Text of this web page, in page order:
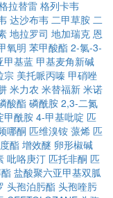
拉替雷 格列卡韦
达沙布韦 二甲草胺 二
地拉罗司 地加瑞克 恩
氧明 苯甲酸酯 2-氯-3-
甲基蓝 甲基麦角新碱
宗 美托哌丙嗪 甲硝唑
米力农 米替福新 米诺
酸酯 磷酰胺 2,3-二氮
甲酰胺 4-甲基吡啶 匹
哪酮 匹维溴铵 蒎烯 匹
酯 增效醚 卵形椒碱
吡咯庚汀 匹托非酮 匹
盐酸聚六亚甲基双胍
头孢泊肟酯 头孢喹肟